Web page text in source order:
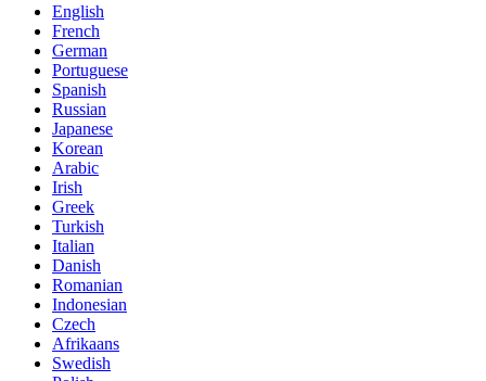
English
French
German
Portuguese
Spanish
Russian
Japanese
Korean
Arabic
Irish
Greek
Turkish
Italian
Danish
Romanian
Indonesian
Czech
Afrikaans
Swedish